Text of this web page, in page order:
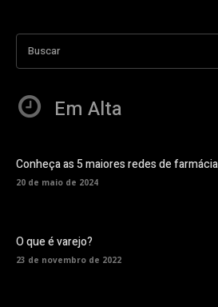
Buscar
Em Alta
Conheça as 5 maiores redes de
20 de maio de 2024
O que é varejo?
23 de novembro de 2022